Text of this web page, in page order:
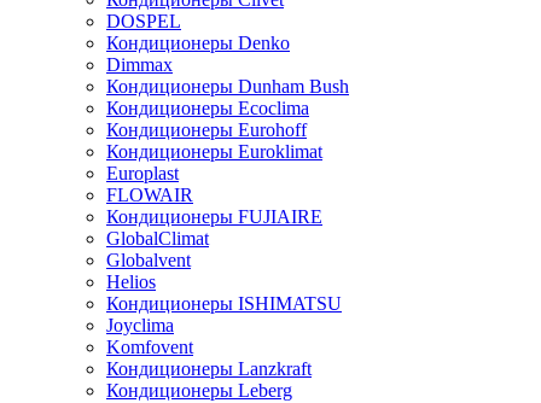
DOSPEL
Кондиционеры Denko
Dimmax
Кондиционеры Dunham Bush
Кондиционеры Ecoclima
Кондиционеры Eurohoff
Кондиционеры Euroklimat
Europlast
FLOWAIR
Кондиционеры FUJIAIRE
GlobalClimat
Globalvent
Helios
Кондиционеры ISHIMATSU
Joyclima
Komfovent
Кондиционеры Lanzkraft
Кондиционеры Leberg